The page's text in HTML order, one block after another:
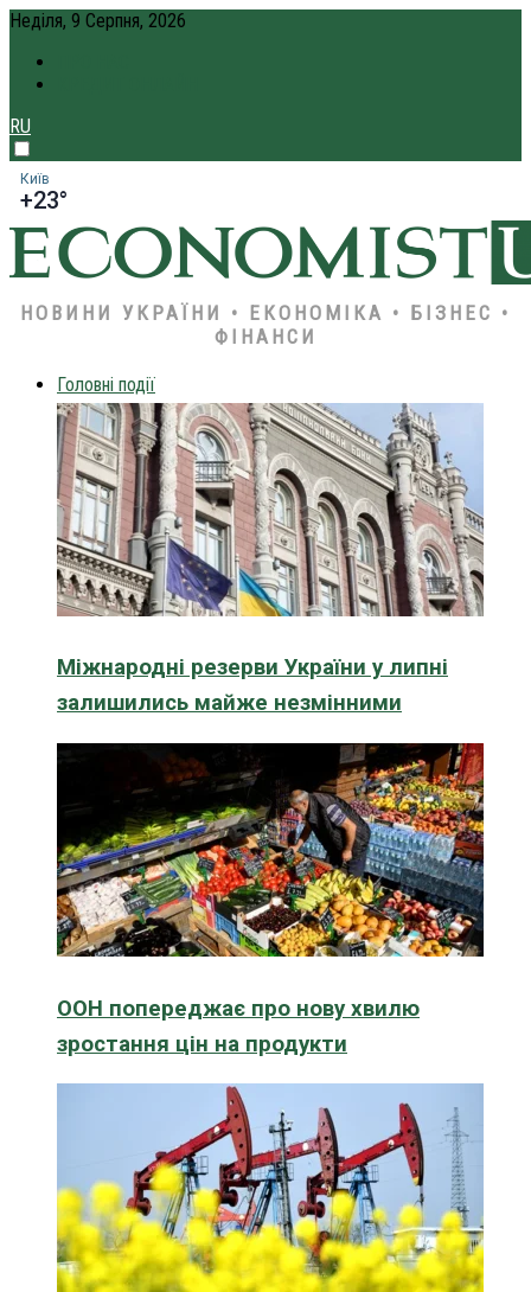
Неділя, 9 Серпня, 2026
RU
Київ
+23°
НОВИНИ УКРАЇНИ • ЕКОНОМІКА • БІЗНЕС •
ФІНАНСИ
Головні події
Міжнародні резерви України у липні
залишились майже незмінними
ООН попереджає про нову хвилю
зростання цін на продукти